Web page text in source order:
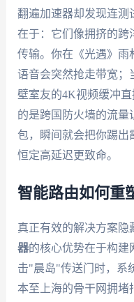
翻遍加速器却发现连测
在于：它们像拥挤的跨
传输。你在《光遇》雨
语音会突然抢走带宽
壁室友的4K视频缓冲
的是跨国防火墙的流量
包，瞬间就会把你踢
恒定高延迟更致命。
智能路由如何重
真正有效的解决方案隐
器的核心优势在于构建
击"晨岛"传送门时，系
本至上海的骨干网拥堵